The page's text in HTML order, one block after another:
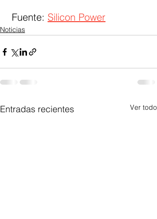
Fuente: Silicon Power
Noticias
Entradas recientes Ver todo